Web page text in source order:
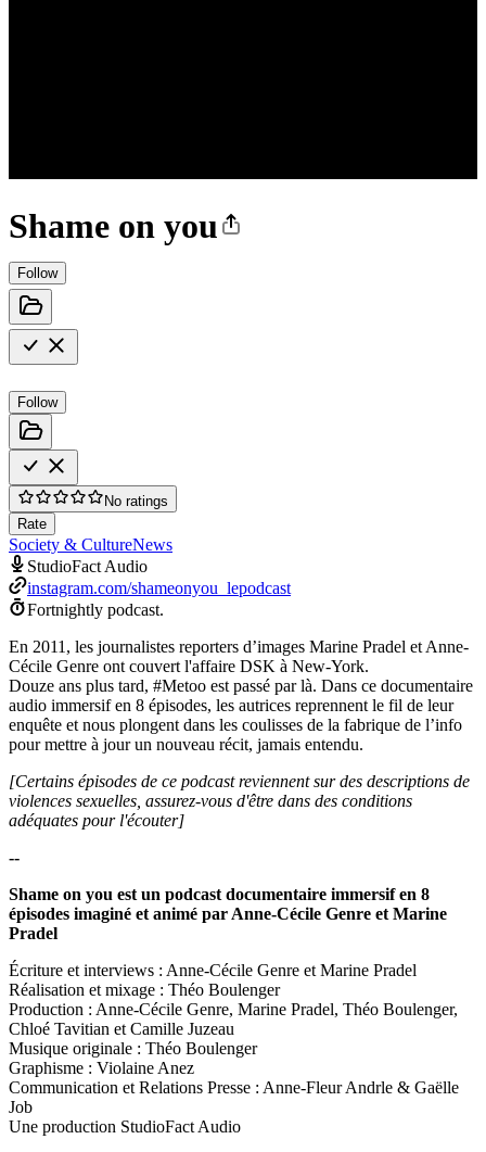
Shame on you
Follow
Follow
No ratings
Rate
Society & CultureNews
StudioFact Audio
instagram.com/shameonyou_lepodcast
Fortnightly podcast.
En 2011, les journalistes reporters d’images Marine Pradel et Anne-
Cécile Genre ont couvert l'affaire DSK à New-York.
Douze ans plus tard, #Metoo est passé par là. Dans ce documentaire
audio immersif en 8 épisodes, les autrices reprennent le fil de leur
enquête et nous plongent dans les coulisses de la fabrique de l’info
pour mettre à jour un nouveau récit, jamais entendu.
[Certains épisodes de ce podcast reviennent sur des descriptions de
violences sexuelles, assurez-vous d'être dans des conditions
adéquates pour l'écouter]
--
Shame on you est un podcast documentaire immersif en 8
épisodes imaginé et animé par Anne-Cécile Genre et Marine
Pradel
Écriture et interviews : Anne-Cécile Genre et Marine Pradel
Réalisation et mixage : Théo Boulenger
Production : Anne-Cécile Genre, Marine Pradel, Théo Boulenger,
Chloé Tavitian et Camille Juzeau
Musique originale : Théo Boulenger
Graphisme : Violaine Anez
Communication et Relations Presse : Anne-Fleur Andrle & Gaëlle
Job
Une production StudioFact Audio